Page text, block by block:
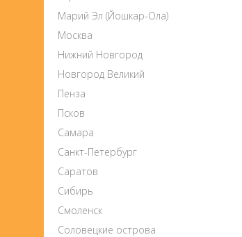
Марий Эл (Йошкар-Ола)
Москва
Нижний Новгород
Новгород Великий
Пенза
Псков
Самара
Санкт-Петербург
Саратов
Сибирь
Смоленск
Соловецкие острова